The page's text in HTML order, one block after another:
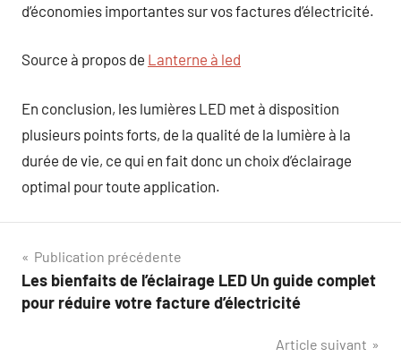
d’économies importantes sur vos factures d’électricité.
Source à propos de Lanterne à led
En conclusion, les lumières LED met à disposition
plusieurs points forts, de la qualité de la lumière à la
durée de vie, ce qui en fait donc un choix d’éclairage
optimal pour toute application.
Navigation
de
Publication précédente
Les bienfaits de l’éclairage LED Un guide complet
pour réduire votre facture d’électricité
Article suivant